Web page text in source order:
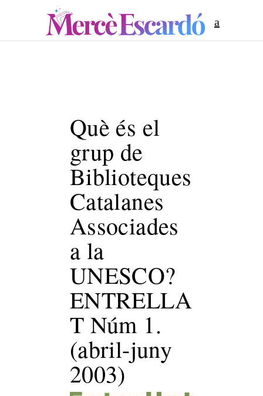
Què és el
grup de
Biblioteques
Catalanes
Associades
a la
UNESCO?
ENTRELLA
T Núm 1.
(abril-juny
2003)